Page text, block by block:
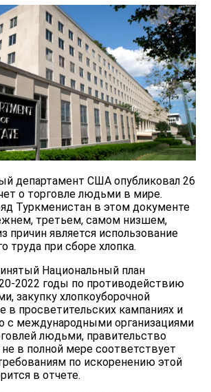
департамент США опубликовал 26
о торговле людьми в мире.
Туркменистан в этом документе
третьем, самом низшем,
причин является использование
труда при сборе хлопка.
Национальный план
2022 годы по противодействию
закупку хлопкоуборочной
в просветительских кампаниях и
с международными организациями
людьми, правительство
в полной мере соответствует
по искоренению этой
в отчете.